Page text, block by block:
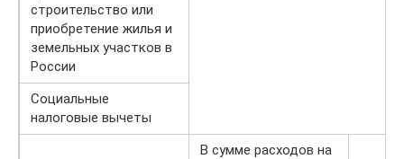
строительство или
приобретение жилья и
земельных участков в
России
Социальные
налоговые вычеты
В сумме расходов на